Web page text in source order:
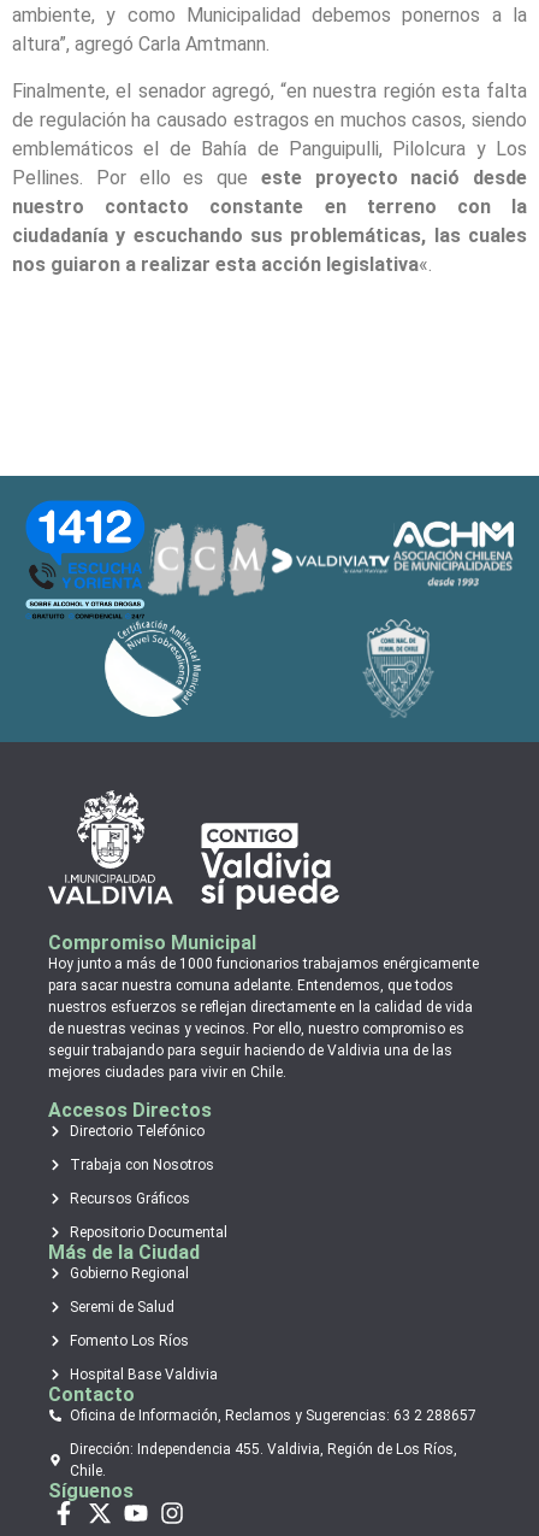
ambiente, y como Municipalidad debemos ponernos a la
altura”, agregó Carla Amtmann.
Finalmente, el senador agregó, “en nuestra región esta falta
de regulación ha causado estragos en muchos casos, siendo
emblemáticos el de Bahía de Panguipulli, Pilolcura y Los
Pellines. Por ello es que este proyecto nació desde
nuestro contacto constante en terreno con la
ciudadanía y escuchando sus problemáticas, las cuales
nos guiaron a realizar esta acción legislativa«.
Compromiso Municipal
Hoy junto a más de 1000 funcionarios trabajamos enérgicamente
para sacar nuestra comuna adelante. Entendemos, que todos
nuestros esfuerzos se reflejan directamente en la calidad de vida
de nuestras vecinas y vecinos. Por ello, nuestro compromiso es
seguir trabajando para seguir haciendo de Valdivia una de las
mejores ciudades para vivir en Chile.
Accesos Directos
Directorio Telefónico
Trabaja con Nosotros
Recursos Gráficos
Repositorio Documental
Más de la Ciudad
Gobierno Regional
Seremi de Salud
Fomento Los Ríos
Hospital Base Valdivia
Contacto
Oficina de Información, Reclamos y Sugerencias: 63 2 288657
Dirección: Independencia 455. Valdivia, Región de Los Ríos,
Chile.
Síguenos